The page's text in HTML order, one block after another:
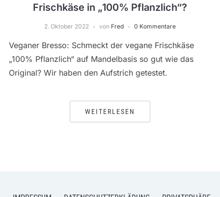
Frischkäse in „100% Pflanzlich“?
2. Oktober 2022 von Fred 0 Kommentare
Veganer Bresso: Schmeckt der vegane Frischkäse
„100% Pflanzlich“ auf Mandelbasis so gut wie das
Original? Wir haben den Aufstrich getestet.
WEITERLESEN